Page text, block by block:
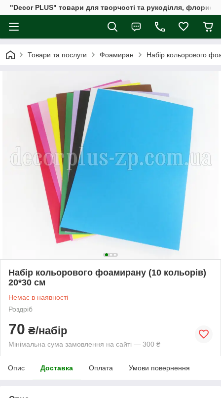
"Decor PLUS" товари для творчості та рукоділля,
Товари та послуги Фоамиран Набір кольорового
Набір кольорового фоамирану (10 кольорів)
20*30 см
Немає в наявності
Роздріб
70 ₴/набір
Мінімальна сума замовлення на сайті — 300 ₴
Опис Доставка Оплата Умови повернення